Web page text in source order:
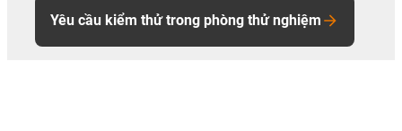
Yêu cầu kiểm thử trong phòng thử nghiệm